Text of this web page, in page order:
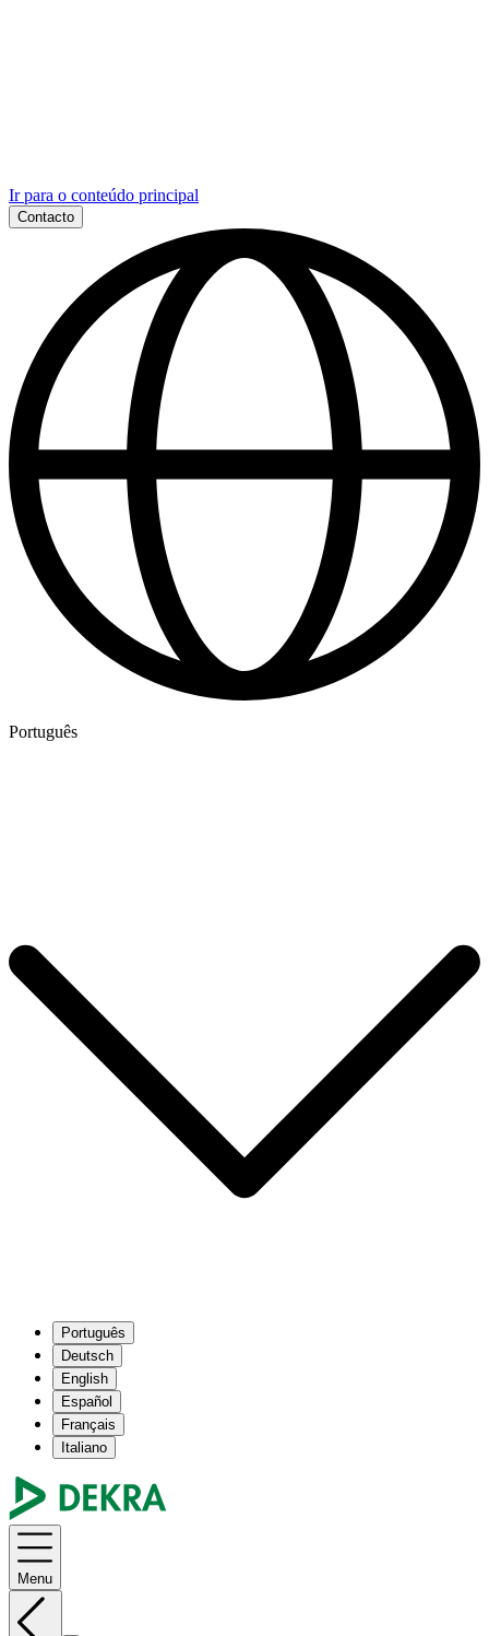
Ir para o conteúdo principal
Contacto
Português
Português
Deutsch
English
Español
Français
Italiano
Menu